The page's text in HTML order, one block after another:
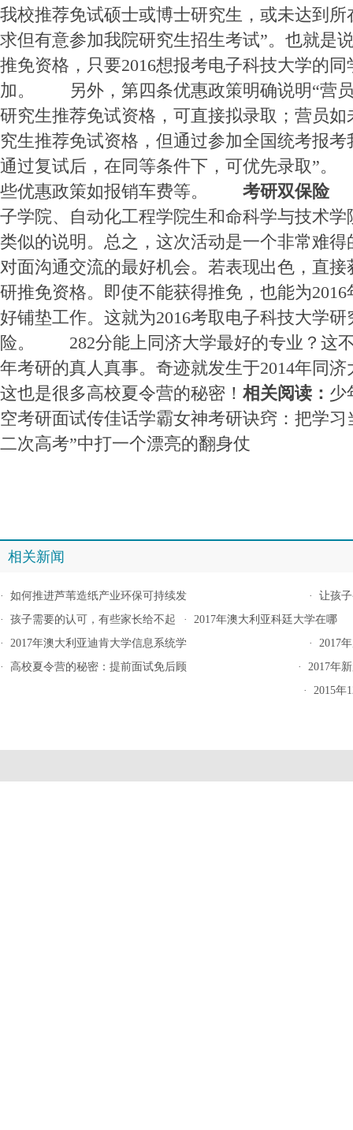
我校推荐免试硕士或博士研究生，或未达到
求但有意参加我院研究生招生考试”。也就是
推免资格，只要2016想报考电子科技大学的
加。 另外，第四条优惠政策明确说明“营
研究生推荐免试资格，可直接拟录取；营员
究生推荐免试资格，但通过参加全国统考报
通过复试后，在同等条件下，可优先录取”
些优惠政策如报销车费等。
考研双保险
子学院、自动化工程学院生和命科学与技术
类似的说明。总之，这次活动是一个非常难
对面沟通交流的最好机会。若表现出色，直接
研推免资格。即使不能获得推免，也能为
好铺垫工作。这就为2016考取电子科技大学
险。 282分能上同济大学最好的专业？这不
年考研的真人真事。奇迹就发生于2014年同
这也是很多高校夏令营的秘密！ 相关阅读： 少
空考研面试传佳话学霸女神考研诀窍：把学习
二次高考”中打一个漂亮的翻身仗
相关新闻
· 如何推进芦苇造纸产业环保可持续发 · 让孩
· 孩子需要的认可，有些家长给不起 · 2017年澳大利亚科廷大学在哪
· 2017
· 2017年澳大利亚迪肯大学信息系统学
· 2017年
· 高校夏令营的秘密：提前面试免后顾
· 2015年